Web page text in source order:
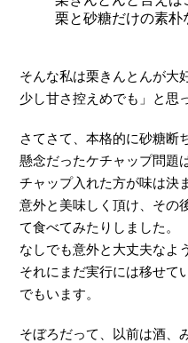
栗と砂糖だけの素朴
そんな私は栗きんとんが大
少し甘さ控えめでも」と思
さてさて、本格的に砂糖断
懸念だったケチャップ問題
チャップ入れた方が味は決
意外と美味しく頂け、その
て食べてみたりしました。
なしでも意外と大丈夫なよ
それにまだ実行には移せて
でもいます。
そぼろだって、以前は酒、